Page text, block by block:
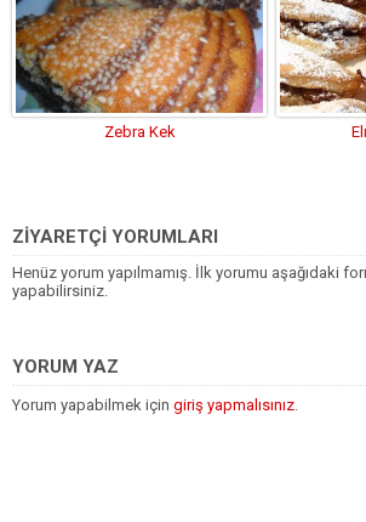
Zebra Kek
ZİYARETÇİ YORUMLARI
Henüz yorum yapılmamış. İlk yorumu aşağıdaki
yapabilirsiniz.
YORUM YAZ
Yorum yapabilmek için giriş yapmalısınız